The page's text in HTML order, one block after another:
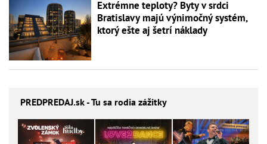
Extrémne teploty? Byty v srdci
Bratislavy majú výnimočný systém,
ktorý ešte aj šetrí náklady
PREDPREDAJ.sk - Tu sa rodia zážitky